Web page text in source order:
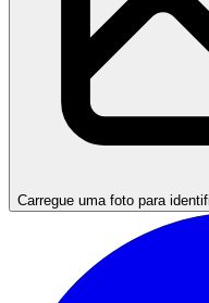
Carregue uma foto para